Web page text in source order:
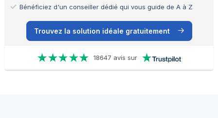
Bénéficiez d'un conseiller dédié qui vous guide de A à Z
Trouvez la solution idéale gratuitement
18647 avis sur